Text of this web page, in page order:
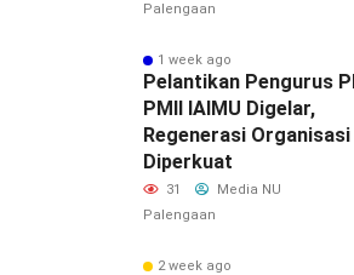
Palengaan
1 week ago
Pelantikan Pengurus
PMII IAIMU Digelar,
Regenerasi Organisasi
Diperkuat
31
Media NU
Palengaan
2 week ago